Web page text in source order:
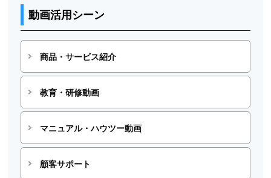
動画活用シーン
商品・サービス紹介
教育・研修動画
マニュアル・ハウツー動画
顧客サポート